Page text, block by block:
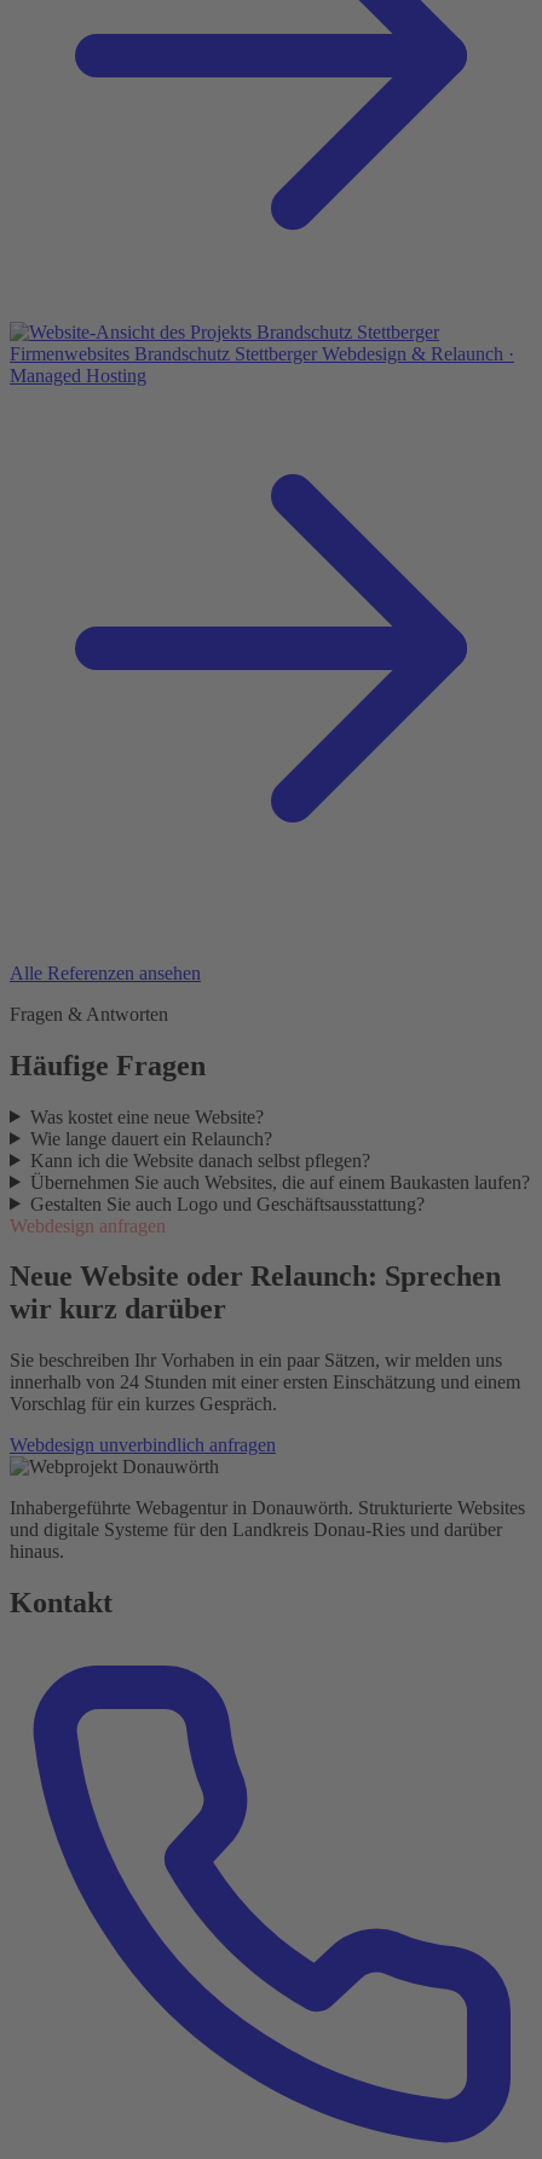
Firmenwebsites Brandschutz Stettberger Webdesign & Relaunch ·
Managed Hosting
Alle Referenzen ansehen
Fragen & Antworten
Häufige Fragen
Was kostet eine neue Website?
Wie lange dauert ein Relaunch?
Kann ich die Website danach selbst pflegen?
Übernehmen Sie auch Websites, die auf einem Baukasten laufen?
Gestalten Sie auch Logo und Geschäftsausstattung?
Webdesign anfragen
Neue Website oder Relaunch: Sprechen
wir kurz darüber
Sie beschreiben Ihr Vorhaben in ein paar Sätzen, wir melden uns
innerhalb von 24 Stunden mit einer ersten Einschätzung und einem
Vorschlag für ein kurzes Gespräch.
Webdesign unverbindlich anfragen
Inhabergeführte Webagentur in Donauwörth. Strukturierte Websites
und digitale Systeme für den Landkreis Donau-Ries und darüber
hinaus.
Kontakt